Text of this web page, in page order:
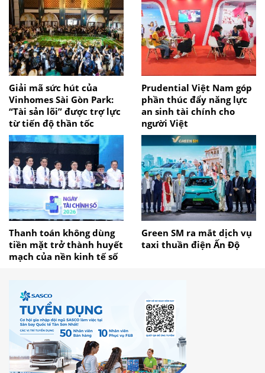
Giải mã sức hút của
Vinhomes Sài Gòn Park:
“Tài sản lõi” được trợ lực
từ tiến độ thần tốc
Prudential Việt Nam góp
phần thúc đẩy năng lực
an sinh tài chính cho
người Việt
Thanh toán không dùng
tiền mặt trở thành huyết
mạch của nền kinh tế số
Green SM ra mắt dịch vụ
taxi thuần điện Ấn Độ